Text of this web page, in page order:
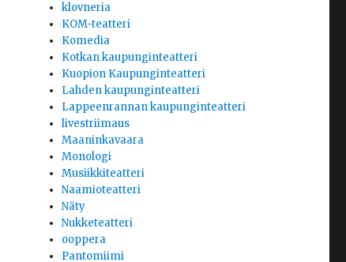
klovneria
KOM-teatteri
Komedia
Kotkan kaupunginteatteri
Kuopion Kaupunginteatteri
Lahden kaupunginteatteri
Lappeenrannan kaupunginteatteri
livestriimaus
Maaninkavaara
Monologi
Musiikkiteatteri
Naamioteatteri
Näty
Nukketeatteri
ooppera
Pantomiimi